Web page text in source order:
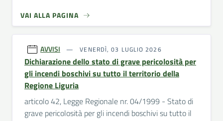
VAI ALLA PAGINA
AVVISI VENERDÌ, 03 LUGLIO 2026
Dichiarazione dello stato di grave pericolosità per
gli incendi boschivi su tutto il territorio della
Regione Liguria
articolo 42, Legge Regionale nr. 04/1999 - Stato di
grave pericolosità per gli incendi boschivi su tutto il